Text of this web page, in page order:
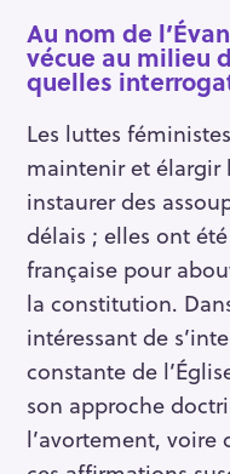
Au nom de
vécue au milieu
quelles
Les luttes
maintenir et élargir
instaurer des
délais ; elles ont
française pour
la constitution.
intéressant de
constante de
son approche
l’avortement,